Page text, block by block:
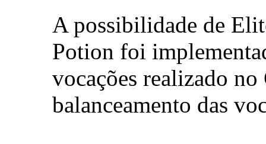
A possibilidade de
Potion foi
vocações realizado
balanceamento das